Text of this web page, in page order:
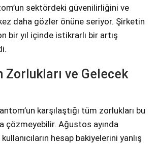
sektördeki güvenilirliğini ve
daha gözler önüne seriyor. Şirketin
bir yıl içinde istikrarlı bir artış
Zorlukları ve Gelecek
karşılaştığı tüm zorlukları bu
çözmeyebilir. Ağustos ayında
hesap bakiyelerini yanlış